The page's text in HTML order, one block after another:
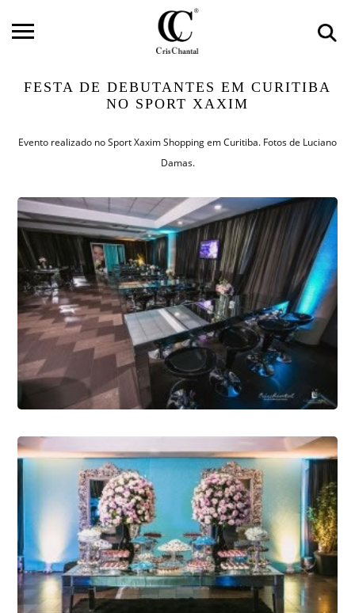
FESTA DE DEBUTANTES EM CURITIBA
NO SPORT XAXIM
Evento realizado no Sport Xaxim Shopping em Curitiba. Fotos de Luciano
Damas.